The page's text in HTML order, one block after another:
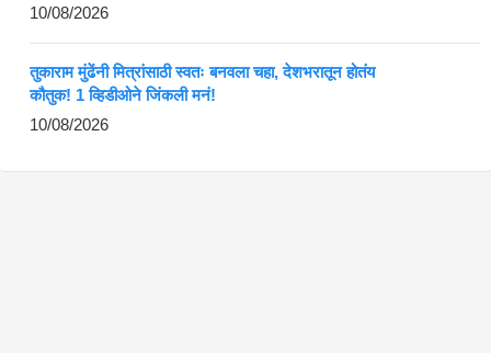
10/08/2026
तुकाराम मुंढेंनी मित्रांसाठी स्वतः बनवला चहा, देशभरातून होतंय
कौतुक! 1 व्हिडीओने जिंकली मनं!
10/08/2026